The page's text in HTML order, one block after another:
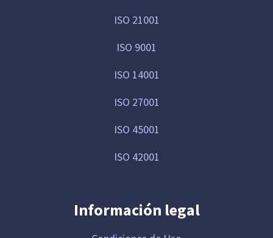
ISO 21001
ISO 9001
ISO 14001
ISO 27001
ISO 45001
ISO 42001
Información legal